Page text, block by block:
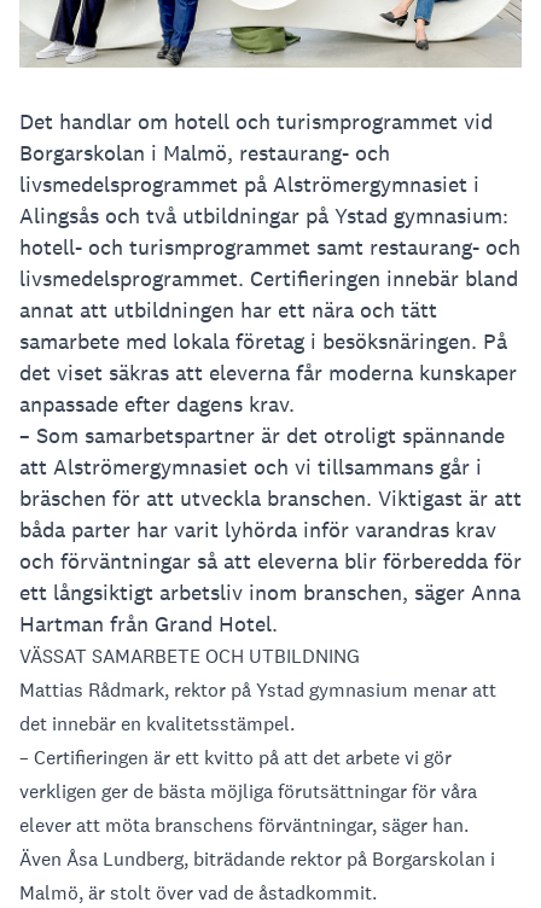
Det handlar om hotell och turismprogrammet vid
Borgarskolan i Malmö, restaurang- och
livsmedelsprogrammet på Alströmergymnasiet i
Alingsås och två utbildningar på Ystad gymnasium:
hotell- och turismprogrammet samt restaurang- och
livsmedelsprogrammet. Certifieringen innebär bland
annat att utbildningen har ett nära och tätt
samarbete med lokala företag i besöksnäringen. På
det viset säkras att eleverna får moderna kunskaper
anpassade efter dagens krav.
– Som samarbetspartner är det otroligt spännande
att Alströmergymnasiet och vi tillsammans går i
bräschen för att utveckla branschen. Viktigast är att
båda parter har varit lyhörda inför varandras krav
och förväntningar så att eleverna blir förberedda för
ett långsiktigt arbetsliv inom branschen, säger Anna
Hartman från Grand Hotel.
VÄSSAT SAMARBETE OCH UTBILDNING
Mattias Rådmark, rektor på Ystad gymnasium menar att
det innebär en kvalitetsstämpel.
– Certifieringen är ett kvitto på att det arbete vi gör
verkligen ger de bästa möjliga förutsättningar för våra
elever att möta branschens förväntningar,säger han.
Även Åsa Lundberg, biträdande rektor på Borgarskolan i
Malmö, är stolt över vad de åstadkommit.